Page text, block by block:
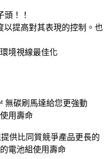
頭！！
以提高對其表現的控制。也
境視線最佳化​
無碳刷馬達給您更強動
用壽命
供比同質競爭產品更長的
電池組使用壽命